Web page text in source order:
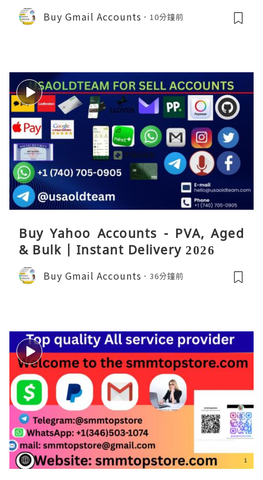
Buy Gmail Accounts 10分鐘前
Buy Yahoo Accounts - PVA, Aged
& Bulk | Instant Delivery 2026
Buy Gmail Accounts 36分鐘前